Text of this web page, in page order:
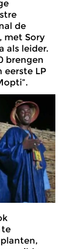
de
met Sory
als leider.
brengen
eerste LP
te